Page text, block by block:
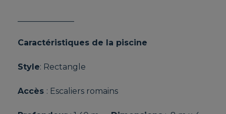
Caractéristiques de la piscine
Style: Rectangle
Accès : Escaliers romains